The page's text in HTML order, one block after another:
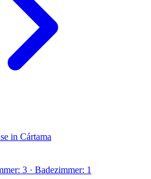
in Cártama
3 · Badezimmer: 1